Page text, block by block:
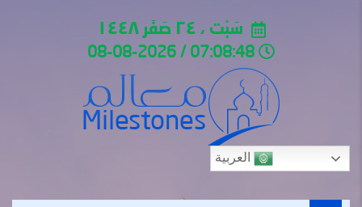
سَبْت ، ٢٤ صَفَر ١٤٤٨
العربية